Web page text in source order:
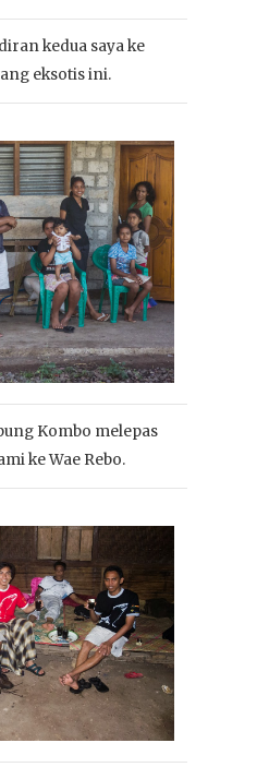
kedua saya ke
eksotis ini.
Kombo melepas
ke Wae Rebo.